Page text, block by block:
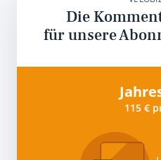
Die
für unsere
115 €